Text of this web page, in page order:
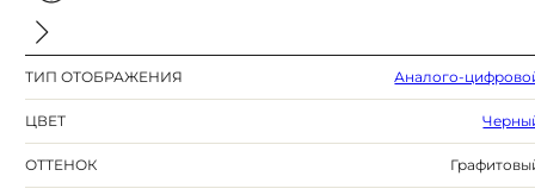
ТИП ОТОБРАЖЕНИЯ Аналого-
ЦВЕТ
ОТТЕНОК